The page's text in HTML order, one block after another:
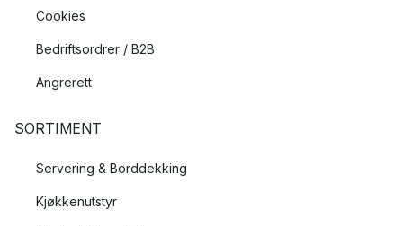
Cookies
Bedriftsordrer / B2B
Angrerett
SORTIMENT
Servering & Borddekking
Kjøkkenutstyr